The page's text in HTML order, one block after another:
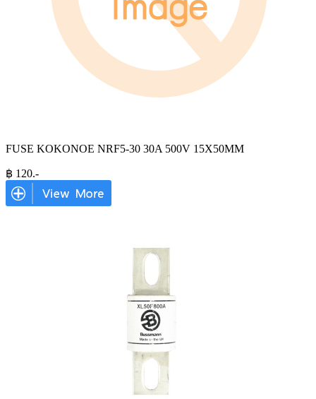
FUSE KOKONOE NRF5-30 30A 500V 15X50MM
฿ 120.-